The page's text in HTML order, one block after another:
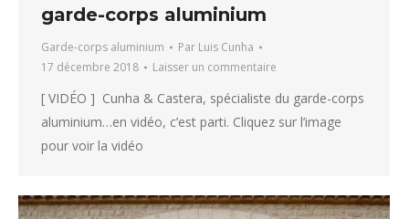
garde-corps aluminium
Garde-corps aluminium Par Luis Cunha
17 décembre 2018
Laisser un commentaire
[ VIDÉO ] Cunha & Castera, spécialiste du garde-corps
aluminium…en vidéo, c’est parti. Cliquez sur l’image
pour voir la vidéo